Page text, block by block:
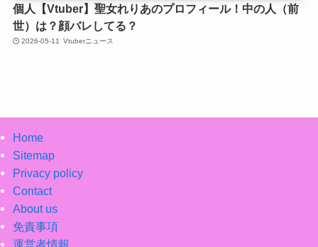
個人【Vtuber】聖女れりあのプロフィール！中の人（前
世）は？顔バレしてる？
2026-05-11 Vtuberニュース
Home
Sitemap
Privacy policy
Contact
About us
免責事項
運営者情報